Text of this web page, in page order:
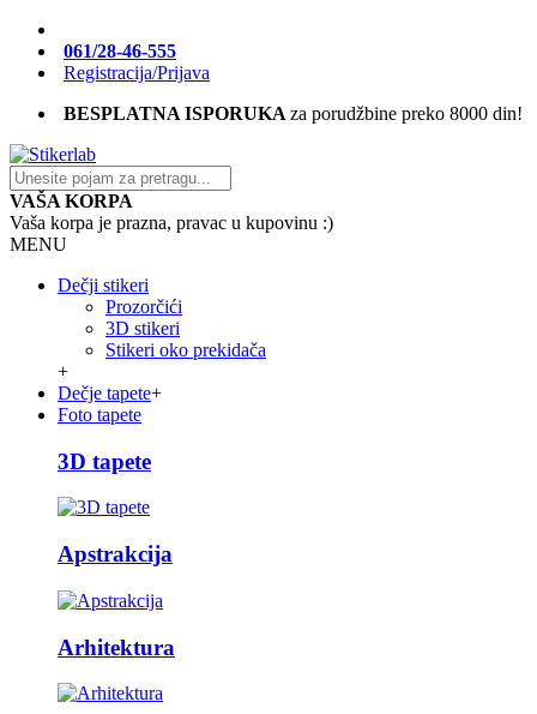
061/28-46-555
Registracija/Prijava
BESPLATNA ISPORUKA za porudžbine preko 8000 din!
VAŠA KORPA
Vaša korpa je prazna, pravac u kupovinu :)
MENU
Dečji stikeri
Prozorčići
3D stikeri
Stikeri oko prekidača
+
Dečje tapete+
Foto tapete
3D tapete
Apstrakcija
Arhitektura